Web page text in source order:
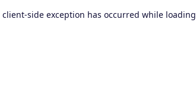
client-side exception has occurred while loading